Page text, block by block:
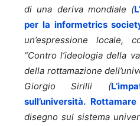
di una deriva mondiale (
per la informetrics
un’espressione locale,
“Contro l’ideologia della
della rottamazione
Giorgio Sirilli (
sull’università. Rottamare
disegno sul sistema